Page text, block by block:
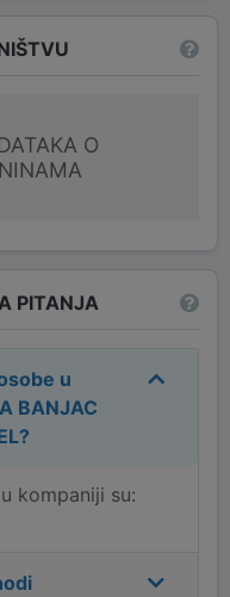
O
PITANJA
u
BANJAC
?
kompaniji su: